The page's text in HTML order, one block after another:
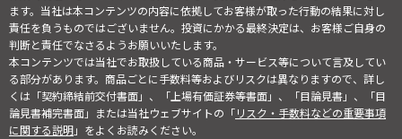
ます。当社は本コンテンツの内容に依拠してお客様が取った行動の結果に対し
責任を負うものではございません。投資にかかる最終決定は、お客様ご自身の
判断と責任でなさるようお願いいたします。
本コンテンツでは当社でお取扱している商品・サービス等について言及してい
る部分があります。商品ごとに手数料等およびリスクは異なりますので、詳し
くは「契約締結前交付書面」、「上場有価証券等書面」、「目論見書」、「目
論見書補完書面」または当社ウェブサイトの「リスク・手数料などの重要事項
に関する説明」をよくお読みください。